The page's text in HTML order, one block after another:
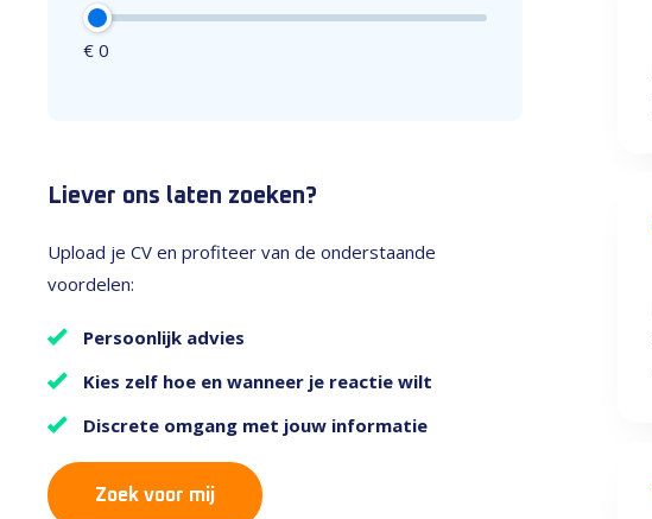
€ 0
Liever ons laten zoeken?
Upload je CV en profiteer van de onderstaande
voordelen:
Persoonlijk advies
Kies zelf hoe en wanneer je reactie wilt
Discrete omgang met jouw informatie
Zoek voor mij